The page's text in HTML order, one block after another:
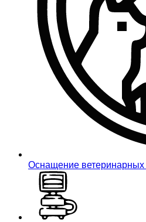
Оснащение ветеринарных